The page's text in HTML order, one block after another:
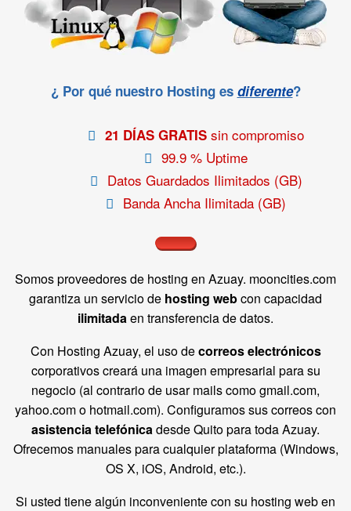
¿ Por qué nuestro Hosting es diferente?
21 DÍAS GRATIS sin compromiso
99.9 % Uptime
Datos Guardados Ilimitados (GB)
Banda Ancha Ilimitada (GB)
Somos proveedores de hosting en Azuay. mooncities.com
garantiza un servicio de hosting webcon capacidad
ilimitadaen transferencia de datos.
Con Hosting Azuay, el uso decorreos electrónicos
corporativos creará una imagen empresarial para su
negocio (al contrario de usar mails como gmail.com,
yahoo.com o hotmail.com). Configuramos sus correos con
asistencia telefónicadesde Quito para toda Azuay.
Ofrecemos manuales para cualquier plataforma (Windows,
OS X, iOS, Android, etc.).
Si usted tiene algún inconveniente con su hosting web en